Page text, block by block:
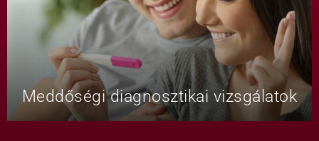
Meddőségi diagnosztikai vizsgálatok